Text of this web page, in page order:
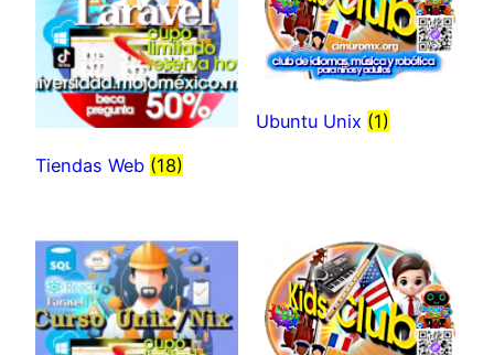
Tiendas Web (18)
Ubuntu Unix (1)